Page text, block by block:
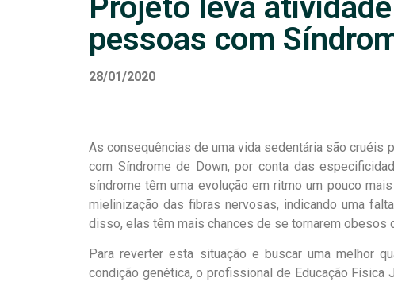
Projeto leva
pessoas com
28/01/2020
As consequências de uma vida sedentária são cruéis
com Síndrome de Down, por conta das
síndrome têm uma evolução em ritmo um pouco
mielinização das fibras nervosas, indicando uma
disso, elas têm mais chances de se tornarem obesos
Para reverter esta situação e buscar uma melhor
condição genética, o profissional de Educação Física